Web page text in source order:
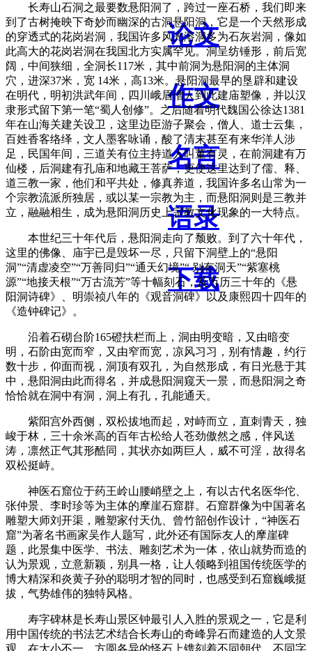
论文
作文
名言
语录
下载
长寿山石洞之最要数悬阳洞了，跨过一座石桥，我们即来
到了古树掩映下奇妙而幽深的古洞悬阳洞，它是一个天然形成
的穿透式的花岗岩洞，我国许多风光溶洞多为石灰岩洞，像如
此高大的花岗岩洞在我国北方实属罕见。洞呈纺锤形，前后宽
阔，中间狭细，全洞长117米，其中前洞为悬阳洞的主体洞
穴，进深37米，宽 14米，高13米。悬阳洞最早的垦辟和建设
在明代，明初洪武年间，四川峨眉僧人到此建庙塑像，并以汉
隶形式留下第一笔“蜀人创修”。之后随着明代魏国公徐达1381
年在山海关建关设卫，这里边臣游子聚会，僧人、道士云集，
百姓香客络绎，文人墨客咏诵，酸了清末甚至有来华洋人涉
足，民国年间，三道关有位主持道人叫董有灵，在前洞建有万
仙楼，后洞建有孔庙和地藏王菩萨，更使这里达到了儒、释、
道三教一家，他们和平共处，修真养道，我国许多名山常为一
个宗教流派所独居，或以某一宗教为主，而悬阳洞则是三教并
立，融融相生，成为悬阳洞历史上宗教文化现象的一大特点。
本世纪三十年代后，悬阳洞走向了颓败。到了六十年代，
这里的佛像、庙宇已是毁坏一尽，只留下洞壁上的“悬阳
洞”“清虚凌空”“万善同归”“通天幻境”“ 别有洞天”“紫塞桃
源”“地接天根”“万古流芳”等十幅刻石，及万历三十年的《悬
阳洞诗碑》、明崇祯八年的《观音洞碑》以及康熙四十四年的
《造钟碑记》。
沿着石砌台阶165磴扶栏而上，洞由明变暗，又由暗变
明，石阶由宽而窄，又由窄而宽，凉风习习，别有情趣，约行
数十步，仰面而视，洞顶有双孔，为自然形成，有日光悬于其
中，悬阳洞由此而得名，并成悬阳洞窥天一景，而悬阳洞之奇
恰恰就在洞中有洞，洞上有孔，孔能通天。
紫阳宫外西侧，双松拔地而起，对峙而立，直刺青天，独
峻于林，三十余米高的百年古松给人苍劲傲然之感，伴风送
涛，凛然正气其形酷同，其状亦如两巨人，威不可淫，故得名
双松挺峙。
神医石窟位于药王岭山腰峭壁之上，有以古代名医华佗、
张仲景、李时珍等为主体的摩崖石窟群。石窟群像为中国著名
雕塑大师刘开渠，雕塑家付天仇、曾竹韶创作设计，“神医石
窟”为著名书画家吴作人题写，此外还有国际友人的摩崖碑
题，此景集中医学、书法、雕刻艺术为一体，依山就势而造的
认为景观，立意新颖，别具一格，让人领略到祖国传统医学的
博大精深和炎黄子孙的聪明才智的同时，也感受到石窟巍峨挺
拔，气势雄伟的独特风格。
寿字碑林是长寿山景区钟最引人入胜的景观之一，它是利
用中国传统的书法艺术结合长寿山的奇峰异石而建造的人文景
观。在大小不一，方圆各异的怪石上镌刻着不同朝代，不同字